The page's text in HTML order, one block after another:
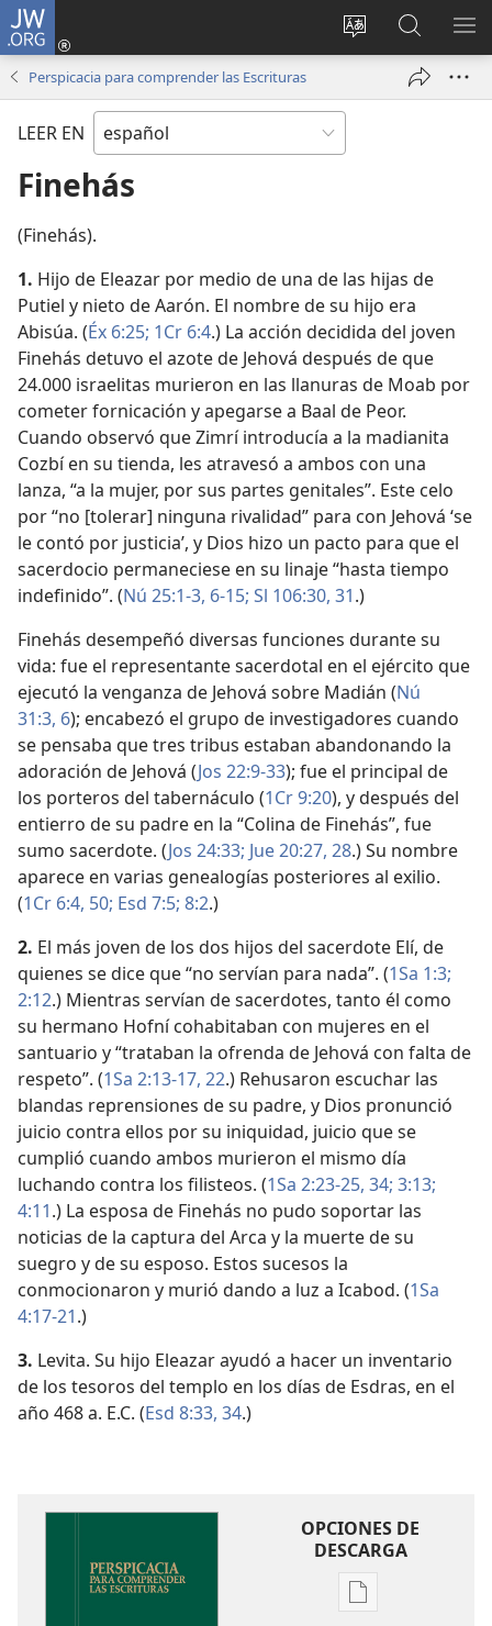
JW.ORG
Cambiar
del sitio
Iniciar
sesión
nueva
en
jw.org
Perspicacia para comprender las Escrituras
LEER EN
Finehás
(Finehás).
1. Hijo de Eleazar por medio de una de las hijas de
Putiel y nieto de Aarón. El nombre de su hijo era
Abisúa. (Éx 6:25; 1Cr 6:4.) La acción decidida del joven
Finehás detuvo el azote de Jehová después de que
24.000 israelitas murieron en las llanuras de Moab por
cometer fornicación y apegarse a Baal de Peor.
Cuando observó que Zimrí introducía a la madianita
Cozbí en su tienda, les atravesó a ambos con una
lanza, “a la mujer, por sus partes genitales”. Este celo
por “no [tolerar] ninguna rivalidad” para con Jehová ‘se
le contó por justicia’, y Dios hizo un pacto para que el
sacerdocio permaneciese en su linaje “hasta tiempo
indefinido”. (Nú 25:1-3, 6-15; Sl 106:30, 31.)
Finehás desempeñó diversas funciones durante su
vida: fue el representante sacerdotal en el ejército que
ejecutó la venganza de Jehová sobre Madián (Nú
31:3, 6); encabezó el grupo de investigadores cuando
se pensaba que tres tribus estaban abandonando la
adoración de Jehová (Jos 22:9-33); fue el principal de
los porteros del tabernáculo (1Cr 9:20), y después del
entierro de su padre en la “Colina de Finehás”, fue
sumo sacerdote. (Jos 24:33; Jue 20:27, 28.) Su nombre
aparece en varias genealogías posteriores al exilio.
(1Cr 6:4, 50; Esd 7:5; 8:2.)
2. El más joven de los dos hijos del sacerdote Elí, de
quienes se dice que “no servían para nada”. (1Sa 1:3;
2:12.) Mientras servían de sacerdotes, tanto él como
su hermano Hofní cohabitaban con mujeres en el
santuario y “trataban la ofrenda de Jehová con falta de
respeto”. (1Sa 2:13-17, 22.) Rehusaron escuchar las
blandas reprensiones de su padre, y Dios pronunció
juicio contra ellos por su iniquidad, juicio que se
cumplió cuando ambos murieron el mismo día
luchando contra los filisteos. (1Sa 2:23-25, 34; 3:13;
4:11.) La esposa de Finehás no pudo soportar las
noticias de la captura del Arca y la muerte de su
suegro y de su esposo. Estos sucesos la
conmocionaron y murió dando a luz a Icabod. (1Sa
4:17-21.)
3. Levita. Su hijo Eleazar ayudó a hacer un inventario
de los tesoros del templo en los días de Esdras, en el
año 468 a. E.C. (Esd 8:33, 34.)
OPCIONES DE
DESCARGA
Opciones